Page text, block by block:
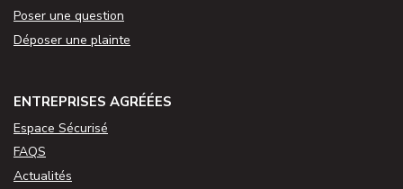
Poser une question
Déposer une plainte
ENTREPRISES AGRÉÉES
Espace Sécurisé
FAQS
Actualités